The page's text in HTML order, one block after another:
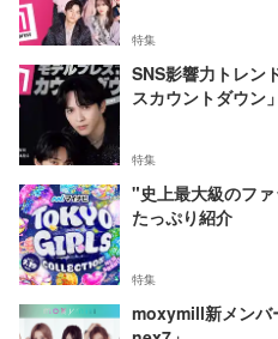
特集
SNS影響力トレン
スカウントダウン」
特集
"史上最大級のフ
たっぷり紹介
特集
moxymill新メンバ